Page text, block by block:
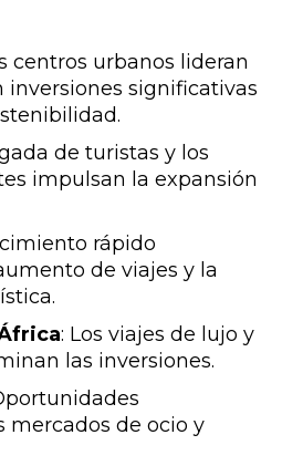
centros urbanos lideran
significativas
de turistas y los
impulsan la expansión
rápido
de viajes y la
: Los viajes de lujo y
las inversiones.
mercados de ocio y